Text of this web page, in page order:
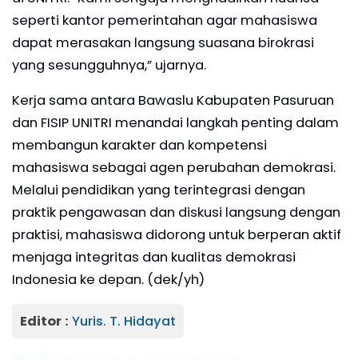
seperti kantor pemerintahan agar mahasiswa
dapat merasakan langsung suasana birokrasi
yang sesungguhnya,” ujarnya.
Kerja sama antara Bawaslu Kabupaten Pasuruan
dan FISIP UNITRI menandai langkah penting dalam
membangun karakter dan kompetensi
mahasiswa sebagai agen perubahan demokrasi.
Melalui pendidikan yang terintegrasi dengan
praktik pengawasan dan diskusi langsung dengan
praktisi, mahasiswa didorong untuk berperan aktif
menjaga integritas dan kualitas demokrasi
Indonesia ke depan. (dek/yh)
Editor : Yuris. T. Hidayat